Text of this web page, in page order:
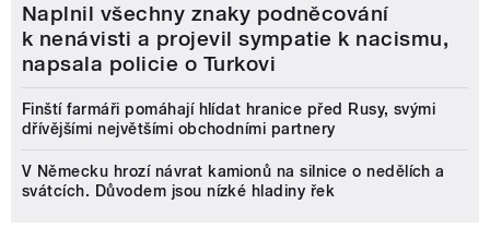
Naplnil všechny znaky podněcování
k nenávisti a projevil sympatie k nacismu,
napsala policie o Turkovi
Finští farmáři pomáhají hlídat hranice před Rusy, svými
dřívějšími největšími obchodními partnery
V Německu hrozí návrat kamionů na silnice o nedělích a
svátcích. Důvodem jsou nízké hladiny řek